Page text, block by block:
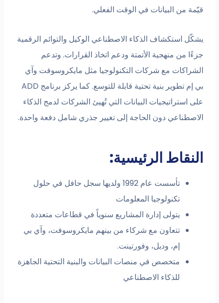
من البيانات في الوقت الفعلي.
استكشاف الذكاء الاصطناعي الوكيل والتوائم الرقمية
من منهجية الأتمتة ودعم اتخاذ القرارات. وتدعم
مع شركات التكنولوجيا مثل مايكروسوفت وآي
بي إم تطوير بنية تحتية قابلة للتوسع. كما يركز برنامج ADD
استراتيجيات البيانات التي تُهيئ الشركات لدمج الذكاء
دون الحاجة إلى تغيير جذري شامل دفعة واحدة.
الرئيسية:
تأسست عام 1992 ولديها سجل حافل في حلول
تكنولوجيا المعلومات
يتولى إدارة المشاريع سنوياً في قطاعات متعددة
تتعاون مع شركاء من بينهم مايكروسوفت، وآي بي
إم، وديل، وفورتينت.
متخصص في منصات البيانات والبنية التحتية الجاهزة
للذكاء الاصطناعي